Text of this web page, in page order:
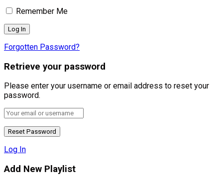
Remember Me
Forgotten Password?
Retrieve your password
Please enter your username or email address to reset your
password.
Log In
Add New Playlist